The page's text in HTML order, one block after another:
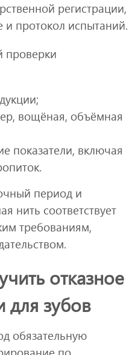
регистрации,
и протокол испытаний.
проверки
вощёная, объёмная
показатели, включая
период и
нить соответствует
требованиям,
отказное
для зубов
обязательную